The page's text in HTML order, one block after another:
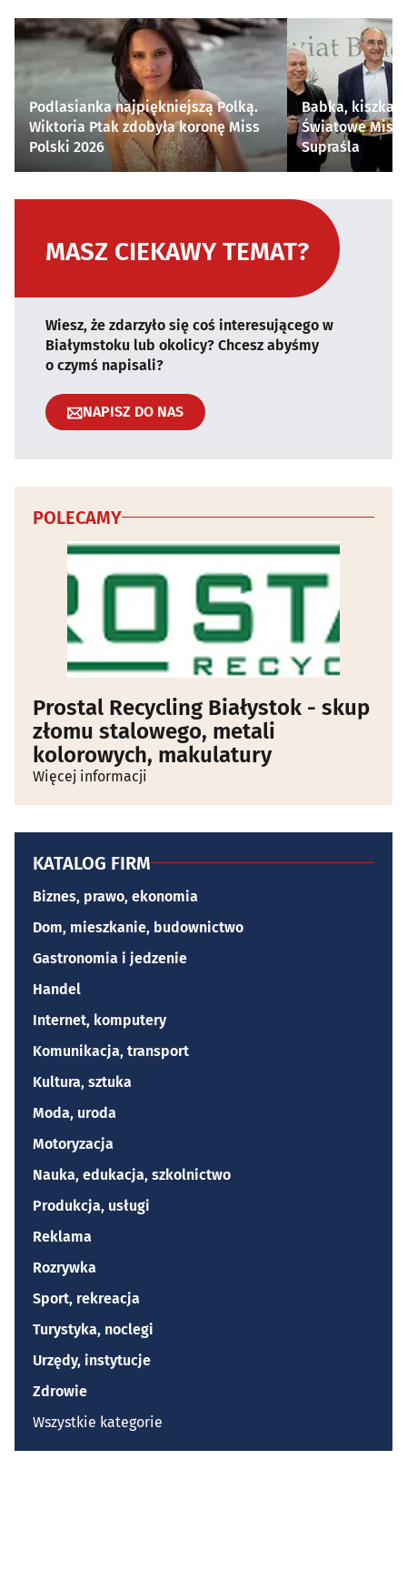
Podlasianka najpiękniejszą Polką.
Wiktoria Ptak zdobyła koronę Miss
Polski 2026
Babka, kiszka i
Światowe
Supraśla
MASZ CIEKAWY TEMAT?
Wiesz, że zdarzyło się coś interesującego w
Białymstoku lub okolicy? Chcesz abyśmy
o czymś napisali?
NAPISZ DO NAS
POLECAMY
Prostal Recycling Białystok - skup
złomu stalowego, metali
kolorowych, makulatury
Więcej informacji
KATALOG FIRM
Biznes, prawo, ekonomia
Dom, mieszkanie, budownictwo
Gastronomia i jedzenie
Handel
Internet, komputery
Komunikacja, transport
Kultura, sztuka
Moda, uroda
Motoryzacja
Nauka, edukacja, szkolnictwo
Produkcja, usługi
Reklama
Rozrywka
Sport, rekreacja
Turystyka, noclegi
Urzędy, instytucje
Zdrowie
Wszystkie kategorie